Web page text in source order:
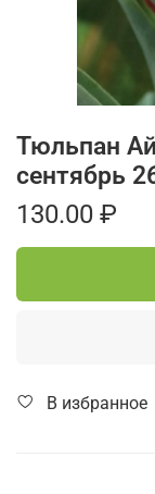
Тюльпан
сентябрь
130.00 ₽
В избранное